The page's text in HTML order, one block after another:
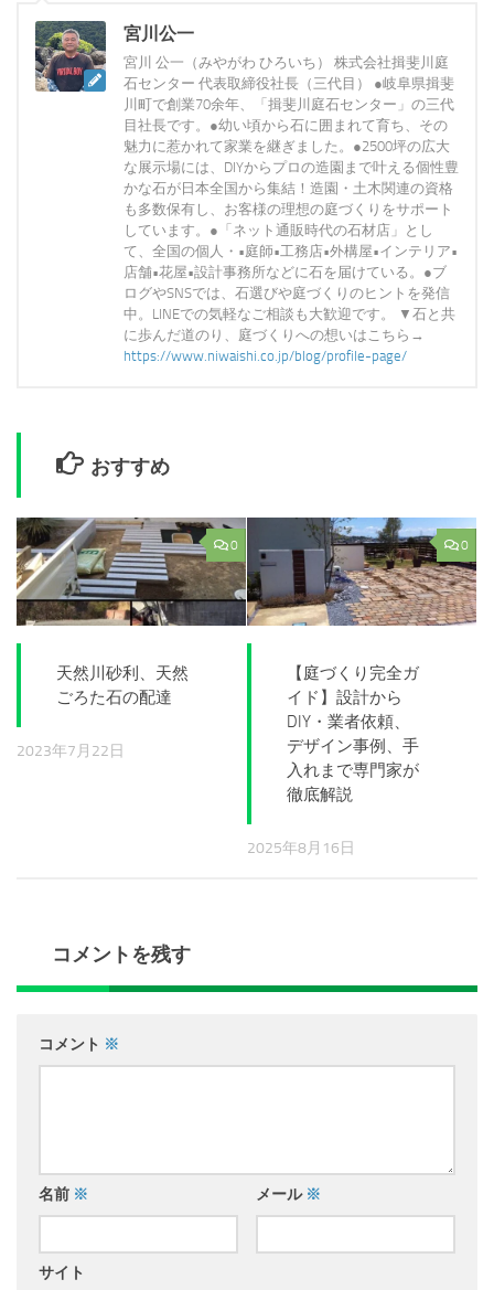
宮川公一
宮川 公一（みやがわ ひろいち） 株式会社揖斐川庭
石センター 代表取締役社長（三代目） ●岐阜県揖斐
川町で創業70余年、「揖斐川庭石センター」の三代
目社長です。●幼い頃から石に囲まれて育ち、その
魅力に惹かれて家業を継ぎました。●2500坪の広大
な展示場には、DIYからプロの造園まで叶える個性豊
かな石が日本全国から集結！造園・土木関連の資格
も多数保有し、お客様の理想の庭づくりをサポート
しています。●「ネット通販時代の石材店」とし
て、全国の個人・•庭師•工務店•外構屋•インテリア•
店舗•花屋•設計事務所などに石を届けている。●ブ
ログやSNSでは、石選びや庭づくりのヒントを発信
中。LINEでの気軽なご相談も大歓迎です。 ▼石と共
に歩んだ道のり、庭づくりへの想いはこちら→
https://www.niwaishi.co.jp/blog/profile-page/
おすすめ
0
天然川砂利、天然
ごろた石の配達
2023年7月22日
0
【庭づくり完全ガ
イド】設計から
DIY・業者依頼、
デザイン事例、手
入れまで専門家が
徹底解説
2025年8月16日
コメントを残す
コメント ※
名前 ※ メール ※
サイト